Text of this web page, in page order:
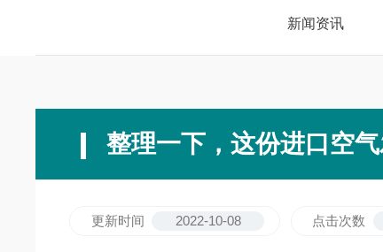
新闻资讯
整理一下，这份进口空
更新时间 2022-10-08 点击次数